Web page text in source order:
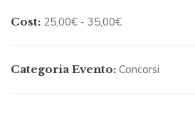
Cost: 25,00€ - 35,00€
Categoria Evento: Concorsi